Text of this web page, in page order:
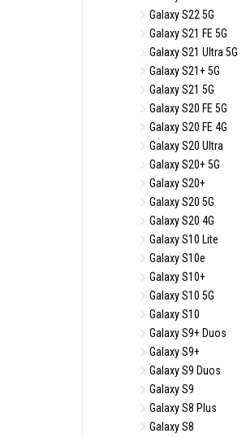
Galaxy S22 5G
Galaxy S21 FE 5G
Galaxy S21 Ultra 5G
Galaxy S21+ 5G
Galaxy S21 5G
Galaxy S20 FE 5G
Galaxy S20 FE 4G
Galaxy S20 Ultra
Galaxy S20+ 5G
Galaxy S20+
Galaxy S20 5G
Galaxy S20 4G
Galaxy S10 Lite
Galaxy S10e
Galaxy S10+
Galaxy S10 5G
Galaxy S10
Galaxy S9+ Duos
Galaxy S9+
Galaxy S9 Duos
Galaxy S9
Galaxy S8 Plus
Galaxy S8